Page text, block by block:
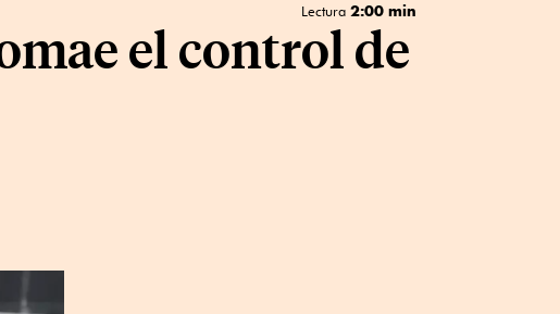
Lectura 2:00 min
el control de